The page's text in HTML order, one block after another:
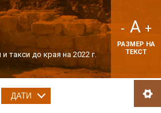
такси до края на 2022 г.
- A +
РАЗМЕР НА
ТЕКСТ
ДАТИ